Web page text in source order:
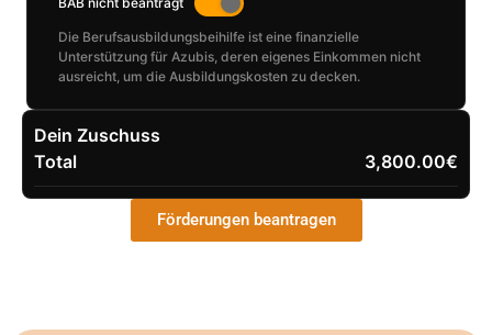
Die Berufsausbildungsbeihilfe ist eine finanzielle
Unterstützung für Azubis, deren eigenes Einkommen nicht
ausreicht, um die Ausbildungskosten zu decken.
Dein Zuschuss
Total
3,800.00€
Förderungen beantragen